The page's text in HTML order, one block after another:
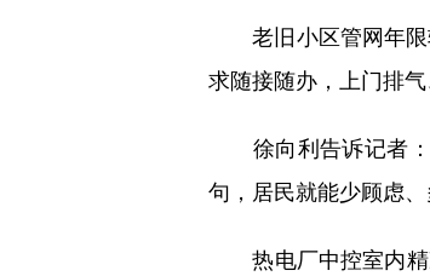
老旧小区管网年限
求随接随办，上门排
徐向利告诉记者：“
句，居民就能少顾虑
热电厂中控室内精